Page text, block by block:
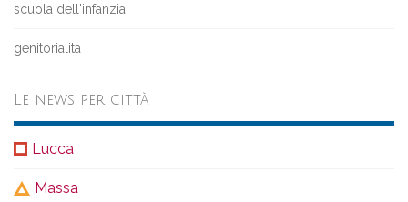
scuola dell'infanzia
genitorialita
Le news per città
Lucca
Massa